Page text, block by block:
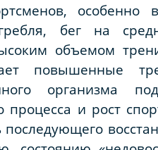
особенно
бег на
объемом
повышенные
организма
и рост
последующего